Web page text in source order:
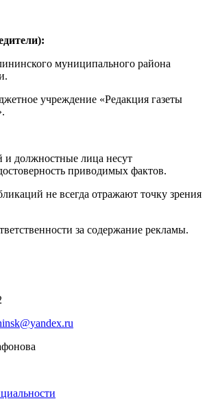
муниципального района
учреждение «Редакция газеты
должностные лица несут
приводимых фактов.
не всегда отражают точку зрения
за содержание рекламы.